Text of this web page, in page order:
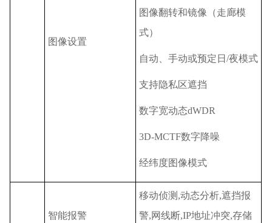
图像设置
图像翻转和镜像（走廊模
式）
自动、手动或预定日/夜模式
支持隐私区遮挡
数字宽动态dWDR
3D-MCTF数字降噪
经纬度图像模式
智能报警
移动侦测,动态分析,遮挡报
警,网线断,IP地址冲突,存储